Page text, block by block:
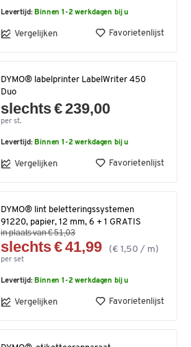
Levertijd: Binnen 1-2 werkdagen bij u
Vergelijken Favorietenlijst
DYMO® labelprinter LabelWriter 450
Duo
slechts € 239,00
per st.
Levertijd: Binnen 1-2 werkdagen bij u
Vergelijken Favorietenlijst
DYMO® lint beletteringssystemen
91220, papier, 12 mm, 6 + 1 GRATIS
in plaats van € 51,03
slechts € 41,99 (€ 1,50 / m)
per set
Levertijd: Binnen 1-2 werkdagen bij u
Vergelijken Favorietenlijst